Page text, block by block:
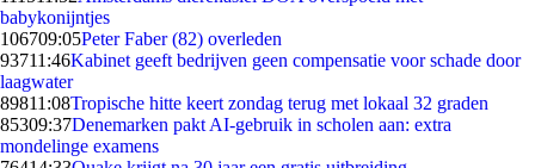
babykonijntjes
106709:05Peter Faber (82) overleden
93711:46Kabinet geeft bedrijven geen compensatie voor schade door
laagwater
89811:08Tropische hitte keert zondag terug met lokaal 32 graden
85309:37Denemarken pakt AI-gebruik in scholen aan: extra
mondelinge examens